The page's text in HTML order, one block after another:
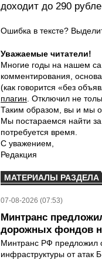
доходит до 290
Ошибка в тексте?
Уважаемые читатели!
Многие годы на нашем
комментирования,
(как говорится «без
плагин . Отключил не
Таким образом, вы и мы
Мы постараемся найти
потребуется время.
С уважением,
Редакция
МАТЕРИАЛЫ РАЗДЕЛА
07-08-2026 (07:53)
Минтранс
дорожных фондов
Минтранс РФ предложил
инфраструктуры от атак